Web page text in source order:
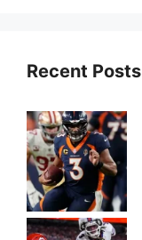
Recent Posts